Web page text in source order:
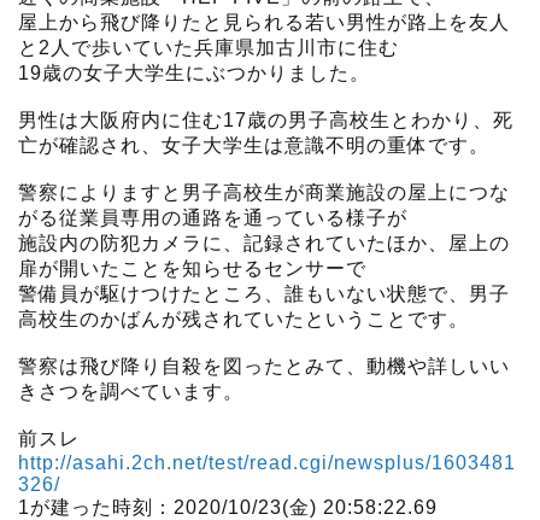
屋上から飛び降りたと見られる若い男性が路上を友人
と2人で歩いていた兵庫県加古川市に住む
19歳の女子大学生にぶつかりました。
男性は大阪府内に住む17歳の男子高校生とわかり、死
亡が確認され、女子大学生は意識不明の重体です。
警察によりますと男子高校生が商業施設の屋上につな
がる従業員専用の通路を通っている様子が
施設内の防犯カメラに、記録されていたほか、屋上の
扉が開いたことを知らせるセンサーで
警備員が駆けつけたところ、誰もいない状態で、男子
高校生のかばんが残されていたということです。
警察は飛び降り自殺を図ったとみて、動機や詳しいい
きさつを調べています。
前スレ
http://asahi.2ch.net/test/read.cgi/newsplus/1603481
326/
1が建った時刻：2020/10/23(金) 20:58:22.69